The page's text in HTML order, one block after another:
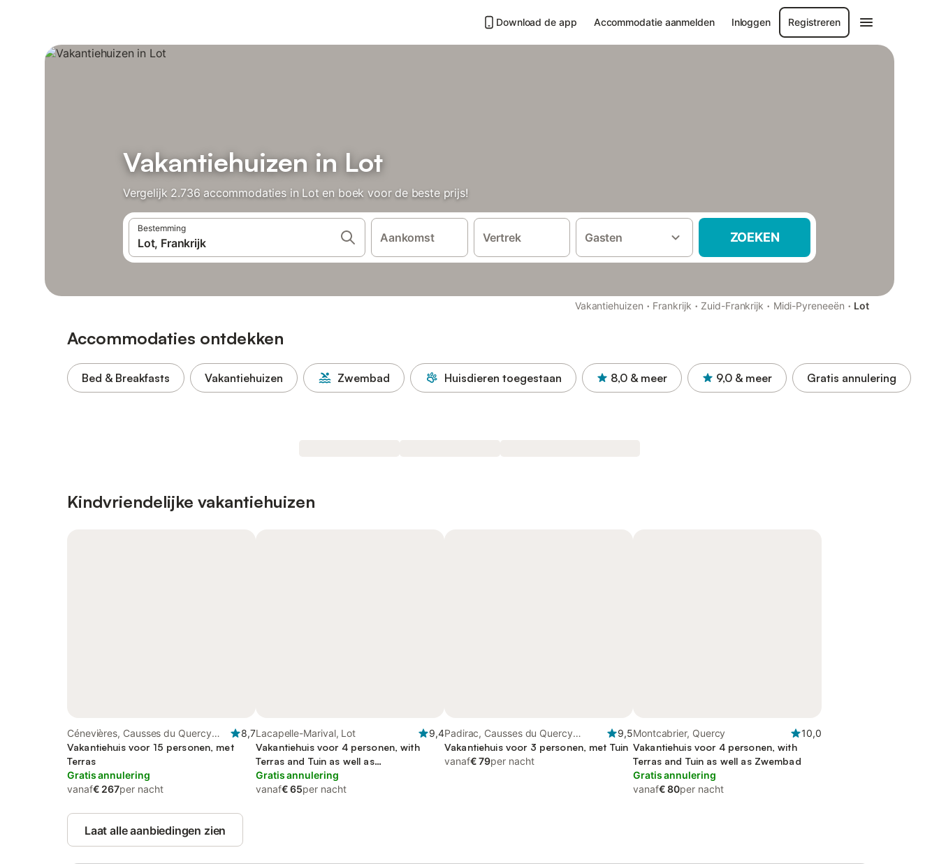
Download de app Accommodatie aanmelden Inloggen Registreren
Vakantiehuizen in Lot
Vergelijk 2.736 accommodaties in Lot en boek voor de beste prijs!
Bestemming
Aankomst Vertrek Gasten ZOEKEN
Vakantiehuizen · Frankrijk · Zuid-Frankrijk · Midi-Pyreneeën · Lot
Accommodaties ontdekken
Bed & Breakfasts Vakantiehuizen Zwembad Huisdieren toegestaan 8,0 & meer 9,0 & meer Gratis annulering
Kindvriendelijke vakantiehuizen
Cénevières, Causses du Quercy
Regional Nature Park
8,7
Vakantiehuis voor 15 personen, met
Terras
Gratis annulering
vanaf€ 267per nacht
Lacapelle-Marival, Lot
9,4
Vakantiehuis voor 4 personen, with
Terras and Tuin as well as
Kinderzwembad
Gratis annulering
vanaf€ 65per nacht
Padirac, Causses du Quercy
Regional Nature Park
9,5
Vakantiehuis voor 3 personen, met Tuin
vanaf€ 79per nacht
Montcabrier, Quercy
10,0
Vakantiehuis voor 4 personen, with
Terras and Tuin as well as Zwembad
Gratis annulering
vanaf€ 80per nacht
Laat alle aanbiedingen zien